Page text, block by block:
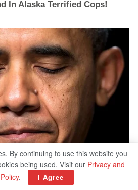
By continuing to use this website you
being used. Visit our Privacy and
. I Agree